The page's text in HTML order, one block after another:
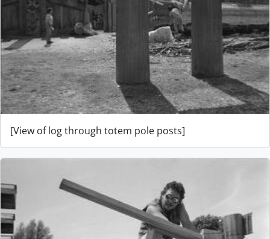
[View of log through totem pole posts]